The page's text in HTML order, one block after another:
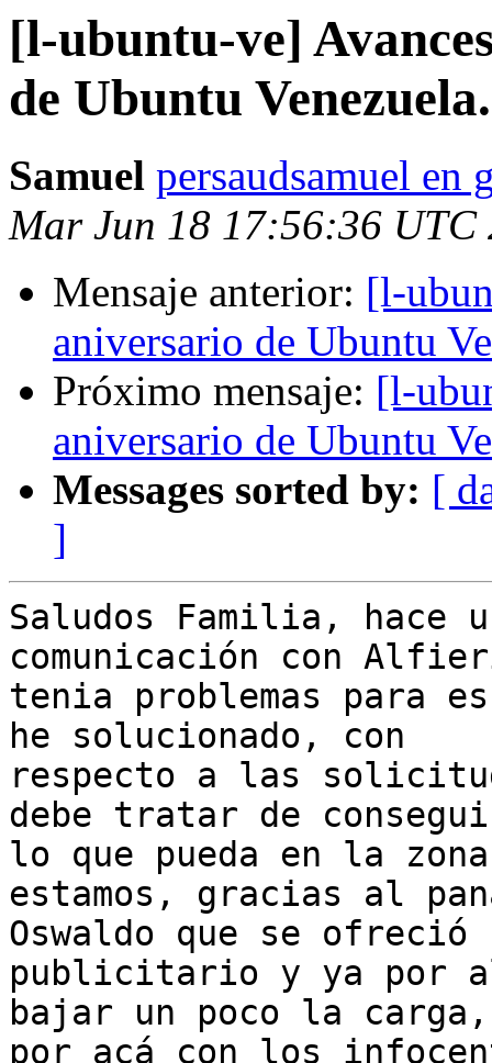
[l-ubuntu-ve]
de Ubuntu Venezuela.
Samuel persaudsamuel en
Mar Jun 18 17:56:36 UTC
Mensaje anterior: [l-
aniversario de Ubuntu
Próximo mensaje: [l-
aniversario de Ubuntu
Messages sorted by: [
]
Saludos Familia, hace
comunicación con
tenia problemas para
he solucionado, con
respecto a las
debe tratar de
lo que pueda en la
estamos, gracias al
Oswaldo que se
publicitario y ya por
bajar un poco la
por acá con los